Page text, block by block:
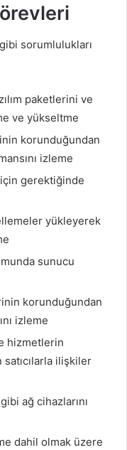
sorumlulukları
paketlerini ve
ve yükseltme
korunduğundan
izleme
için gerektiğinde
yükleyerek
sunucu
korunduğundan
izleme
hizmetlerin
satıcılarla ilişkiler
ağ cihazlarını
dahil olmak üzere